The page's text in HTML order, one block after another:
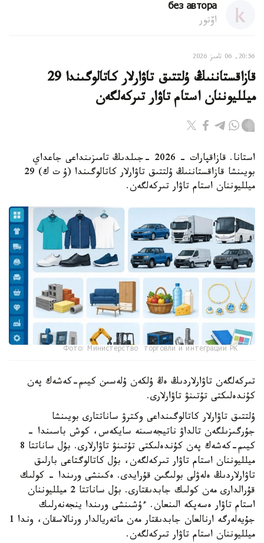
без автора
اۆتور
20:56, 06 تامىز 2026
قازاقستاننىڭ ۇلتتىق تاۋارلار كاتالوگىندا 29
ميلليوننان استام تاۋار تىركەلگەن
استانا. قازاقپارات - 2026 -جىلدىڭ تامىزىنداعى جاعداي
بويىنشا قازاقستاننىڭ ۇلتتىق تاۋارلار كاتالوگىندا (ۇ ت ك) 29
ميلليوننان استام تاۋار تىركەلگەن.
Фото: Министерство торговли и интеграции РК
تىركەلگەن تاۋارلاردىڭ ەڭ ۇلكەن ۇلەسىن كيىم-كەشەك پەن
كۇندەلىكتى تۇتىنۋ تاۋارلارى.
ۇلتتىق تاۋارلار كاتالوگىنداعى وكترۋ ساناتتارى بويىنشا
جۇرگىزىلگەن تالداۋ ناتيجەسىنە سايكەس، كوش باسىندا -
كيىم-كەشەك پەن كۇندەلىكتى تۇتىنۋ تاۋارلارى. بۇل ساناتتا 8
ميلليوننان استام تاۋار تىركەلگەن، بۇل كاتالوگتاعى بارلىق
تاۋارلاردىڭ ەلەۋلى بولىگىن قۇرايدى. ەكىنشى ورىندا - كولىك
قۇرالدارى مەن كولىك جابدىقتارى. بۇل ساناتتا 2 ميلليوننان
استام تاۋار ەسەپكە الىنعان. ءۇشىنشى ورىندا ينجەنەرلىك
جۇيەلەرگە ارنالعان جابدىقتار مەن ماتەريالدار ورنالاسقان، وندا 1
ميلليوننان استام تاۋار تىركەلگەن.